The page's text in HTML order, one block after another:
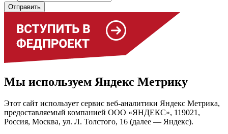
Отправить
Мы используем Яндекс Метрику
Этот сайт использует сервис веб-аналитики Яндекс Метрика,
предоставляемый компанией ООО «ЯНДЕКС», 119021,
Россия, Москва, ул. Л. Толстого, 16 (далее — Яндекс).